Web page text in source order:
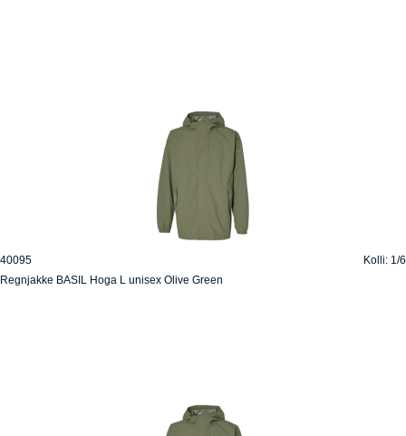
40095
Kolli: 1/6
Regnjakke BASIL Hoga L unisex Olive Green